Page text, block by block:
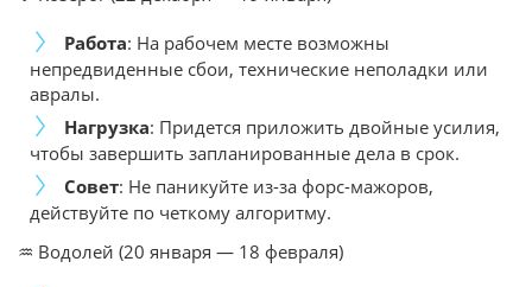
Работа: На рабочем месте возможны
непредвиденные сбои, технические неполадки или
авралы.
Нагрузка: Придется приложить двойные усилия,
чтобы завершить запланированные дела в срок.
Совет: Не паникуйте из-за форс-мажоров,
действуйте по четкому алгоритму.
♒ Водолей (20 января — 18 февраля)